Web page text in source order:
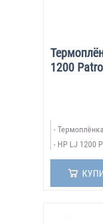
1200
Термоплёнка
HP LJ 1200